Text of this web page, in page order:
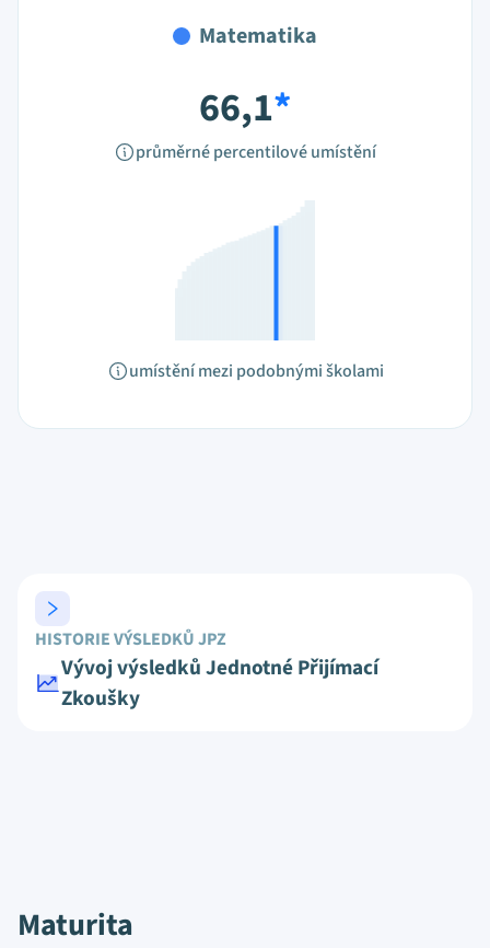
Matematika
66,1*
průměrné percentilové umístění
umístění mezi podobnými školami
HISTORIE VÝSLEDKŮ JPZ
Vývoj výsledků Jednotné Přijímací
Zkoušky
Maturita